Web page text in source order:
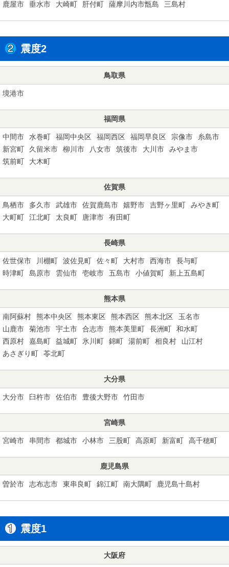
鹿屋市 垂水市 大崎町 肝付町 薩摩川内市甑島 三島村
震度2
鳥取県
境港市
福岡県
中間市 水巻町 福岡中央区 福岡西区 福岡早良区 宗像市
糸島市
新宮町
久留米市 柳川市 八女市 筑後市 大川市
みやま市
筑前町
大木町
佐賀県
鳥栖市 多久市 武雄市 佐賀鹿島市 嬉野市 吉野ヶ里町
みやき町
大町町
江北町 太良町 唐津市 有田町
長崎県
佐世保市 川棚町 波佐見町 佐々町 大村市 西海市
長与町
時津町
島原市 雲仙市 壱岐市 五島市 小値賀町 新上五島町
熊本県
南阿蘇村 熊本中央区 熊本東区 熊本西区 熊本北区
玉名市
山鹿市
菊池市 宇土市 合志市 熊本美里町 長洲町
和水町
西原村
嘉島町 益城町 氷川町 錦町 湯前町 相良村
山江村
あさぎり町
苓北町
大分県
大分市 臼杵市 佐伯市 豊後大野市 竹田市
宮崎県
宮崎市 串間市 都城市 小林市 三股町 高原町 新富町 高千穂町
鹿児島県
曽於市 志布志市 東串良町 錦江町 南大隅町 鹿児島十島村
震度1
大阪府